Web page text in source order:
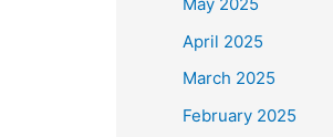
April 2025
March 2025
February 2025